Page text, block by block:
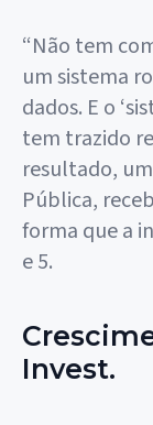
“Não tem
um sistema
dados. E o
tem trazido
resultado,
Pública,
forma que a
e 5.
Invest.